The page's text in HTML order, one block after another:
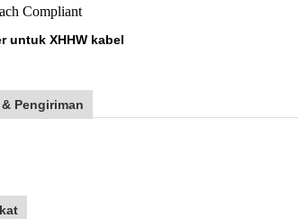
Compliant
untuk XHHW kabel
Pengiriman